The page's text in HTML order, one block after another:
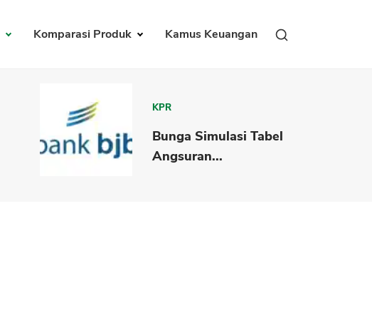
Komparasi Produk Kamus Keuangan
KPR
Bunga Simulasi Tabel
Angsuran...